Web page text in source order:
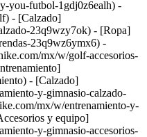
you-futbol-1gdj0z6ealh) -
- [Calzado]
23q9wzy7ok) - [Ropa]
23q9wz6ymx6) -
mx/w/golf-accesorios-
- [Calzado]
y-gimnasio-calzado-
mx/w/entrenamiento-y-
y equipo]
y-gimnasio-accesorios-